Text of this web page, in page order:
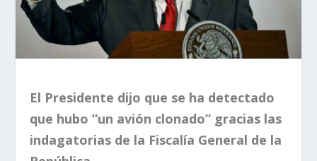
El Presidente dijo que se ha detectado
que hubo “un avión clonado” gracias las
indagatorias de la Fiscalía General de la